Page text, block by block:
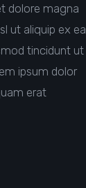
dolore magna
ut aliquip ex ea
tincidunt ut
ipsum dolor
erat